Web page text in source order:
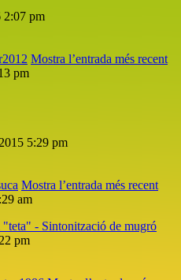
2:07 pm
Mostra l’entrada més recent
pm
5:29 pm
Mostra l’entrada més recent
am
- Sintonització de mugró
pm